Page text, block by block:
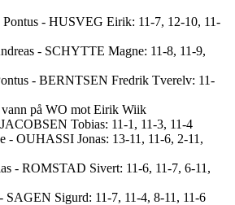
- HUSVEG Eirik: 11-7, 12-10, 11-
- SCHYTTE Magne: 11-8, 11-9,
- BERNTSEN Fredrik Tverelv: 11-
vann på WO mot Eirik Wiik
Tobias: 11-1, 11-3, 11-4
- OUHASSI Jonas: 13-11, 11-6, 2-11,
- ROMSTAD Sivert: 11-6, 11-7, 6-11,
SAGEN Sigurd: 11-7, 11-4, 8-11, 11-6